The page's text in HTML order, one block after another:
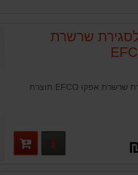
שרשרת
מכשיר לסגירת שרשרת אפקו EFCO תוצרת
פרטים